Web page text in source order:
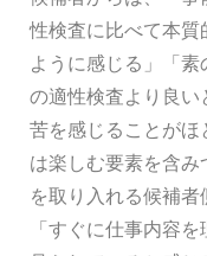
性検査に比べて本質
ように感じる」「
の適性検査より良
苦を感じることがほ
は楽しむ要素を含
を取り入れる候補者
「すぐに仕事内容